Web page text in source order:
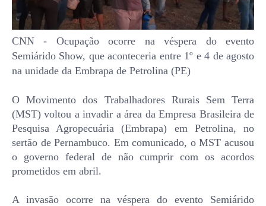
CNN - Ocupação ocorre na véspera do evento
Semiárido Show, que aconteceria entre 1º e 4 de agosto
na unidade da Embrapa de Petrolina (PE)
O Movimento dos Trabalhadores Rurais Sem Terra
(MST) voltou a invadir a área da Empresa Brasileira de
Pesquisa Agropecuária (Embrapa) em Petrolina, no
sertão de Pernambuco. Em comunicado, o MST acusou
o governo federal de não cumprir com os acordos
prometidos em abril.
A invasão ocorre na véspera do evento Semiárido